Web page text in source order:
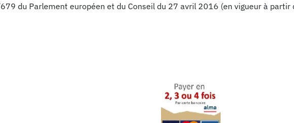
du Parlement européen et du Conseil du 27 avril 2016 (en vigueur à